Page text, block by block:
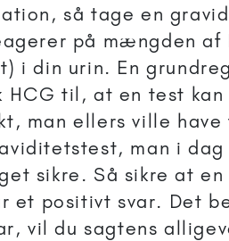
så tage en
på mængden af
i din urin. En
HCG til, at en test
man ellers ville have
man i dag
sikre. Så sikre at
et positivt svar. Det
vil du sagtens